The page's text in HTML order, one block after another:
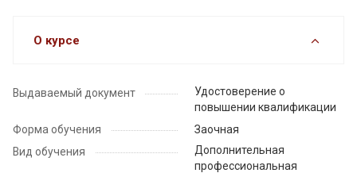
О курсе
Выдаваемый документ
Удостоверение о
повышении квалификации
Форма обучения
Заочная
Вид обучения
Дополнительная
профессиональная